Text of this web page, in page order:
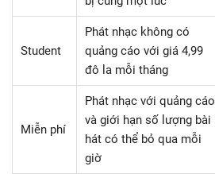
Student
Phát nhạc không có
quảng cáo với giá 4,99
đô la mỗi tháng
Miễn phí
Phát nhạc với quảng cáo
và giới hạn số lượng bài
hát có thể bỏ qua mỗi
giờ